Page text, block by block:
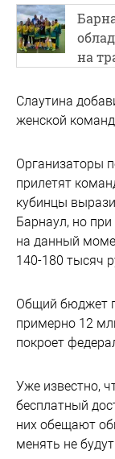
на
Слаутина
женской
Организаторы
прилетят
кубинцы
Барнаул, но
на данный
140-180 тысяч
Общий бюджет
примерно 12
покроет
Уже известно,
бесплатный
них обещают
менять не